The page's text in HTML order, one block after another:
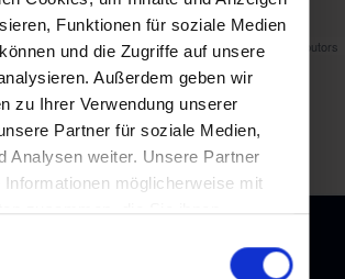
Funktionen für soziale Medien
und die Zugriffe auf unsere
Außerdem geben wir
zu Ihrer Verwendung unserer
Partner für soziale Medien,
Analysen weiter. Unsere Partner
Informationen möglicherweise mit
zusammen, die Sie ihnen
gesammelt haben.
Map data ©OpenStreetMap contributors